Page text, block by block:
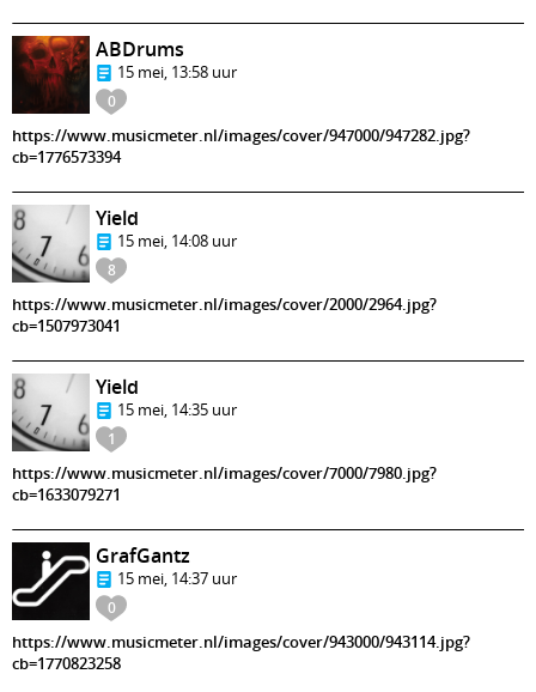
0
ABDrums
15 mei, 13:58 uur
https://www.musicmeter.nl/images/cover/947000/947282.jpg?
cb=1776573394
8
Yield
15 mei, 14:08 uur
https://www.musicmeter.nl/images/cover/2000/2964.jpg?
cb=1507973041
1
Yield
15 mei, 14:35 uur
https://www.musicmeter.nl/images/cover/7000/7980.jpg?
cb=1633079271
0
GrafGantz
15 mei, 14:37 uur
https://www.musicmeter.nl/images/cover/943000/943114.jpg?
cb=1770823258